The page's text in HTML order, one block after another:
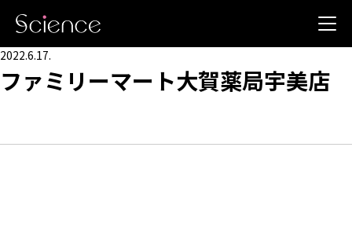
2022.6.17.
ファミリーマート大賀薬局宇美店